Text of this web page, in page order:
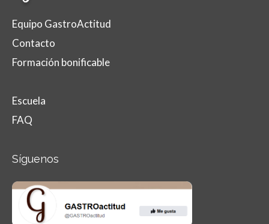
Equipo GastroActitud
Contacto
Formación bonificable
Escuela
FAQ
Síguenos